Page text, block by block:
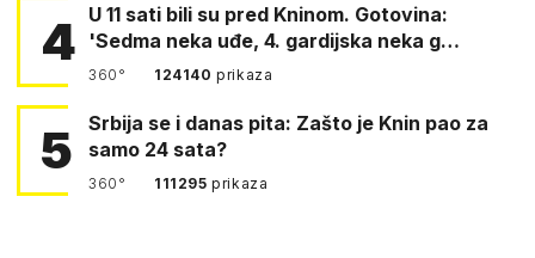
4 U 11 sati bili su pred Kninom. Gotovina:
'Sedma neka uđe, 4. gardijska neka g…
360° 124140prikaza
5
Srbija se i danas pita: Zašto je Knin pao za
samo 24 sata?
360° 111295prikaza